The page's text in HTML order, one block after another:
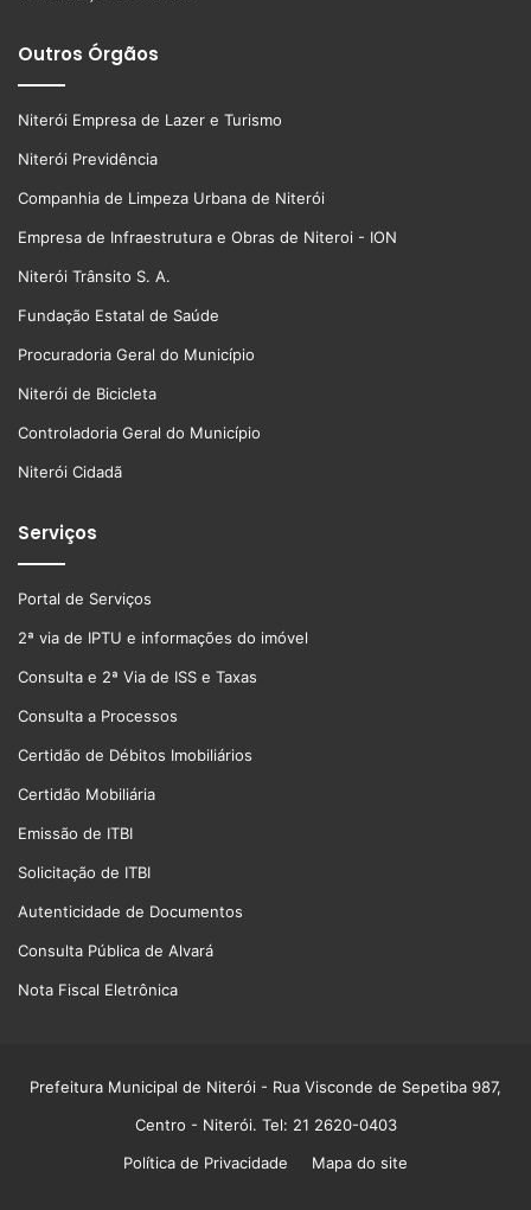
Outros Órgãos
Niterói Empresa de Lazer e Turismo
Niterói Previdência
Companhia de Limpeza Urbana de Niterói
Empresa de Infraestrutura e Obras de Niteroi - ION
Niterói Trânsito S. A.
Fundação Estatal de Saúde
Procuradoria Geral do Município
Niterói de Bicicleta
Controladoria Geral do Município
Niterói Cidadã
Serviços
Portal de Serviços
2ª via de IPTU e informações do imóvel
Consulta e 2ª Via de ISS e Taxas
Consulta a Processos
Certidão de Débitos Imobiliários
Certidão Mobiliária
Emissão de ITBI
Solicitação de ITBI
Autenticidade de Documentos
Consulta Pública de Alvará
Nota Fiscal Eletrônica
Prefeitura Municipal de Niterói - Rua Visconde de Sepetiba 987,
Centro - Niterói. Tel: 21 2620-0403
Política de Privacidade
Mapa do site